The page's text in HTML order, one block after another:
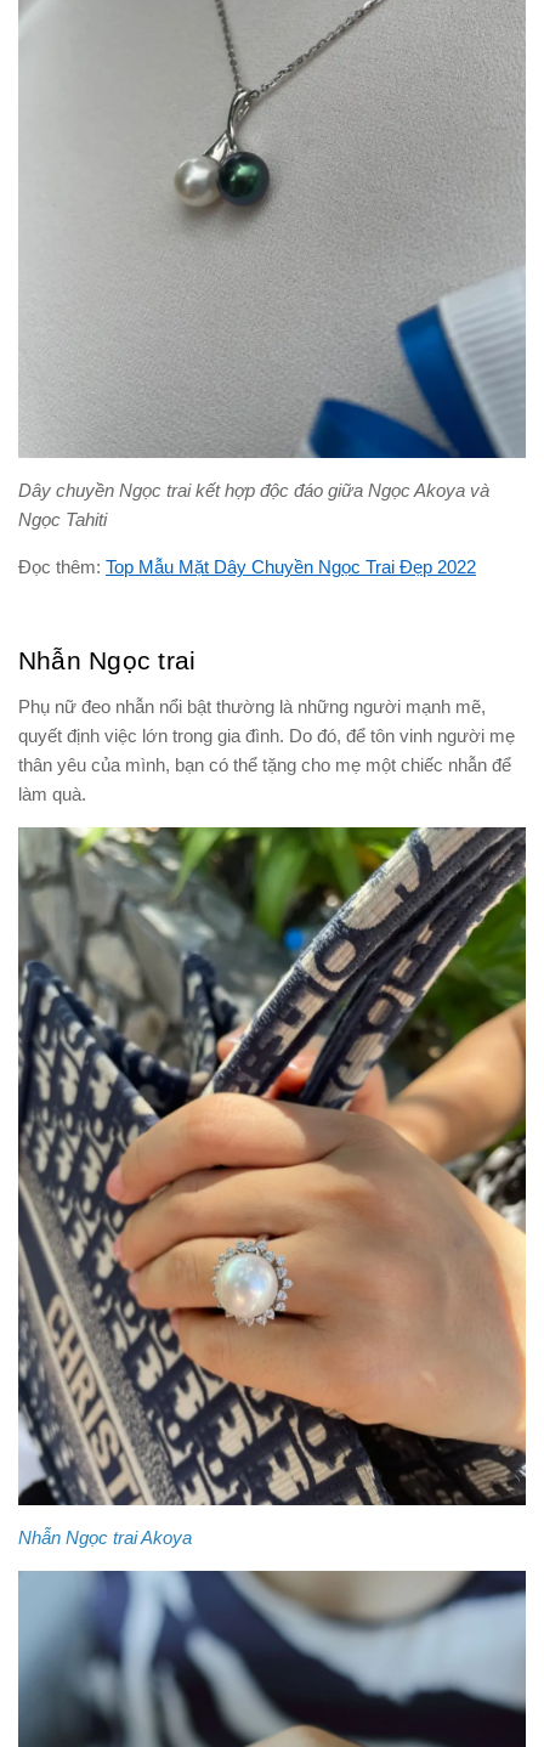
Dây chuyền Ngọc trai kết hợp độc đáo giữa Ngọc Akoya và
Ngọc Tahiti
Đọc thêm: Top Mẫu Mặt Dây Chuyền Ngọc Trai Đẹp 2022
Nhẫn Ngọc trai
Phụ nữ đeo nhẫn nổi bật thường là những người mạnh mẽ,
quyết định việc lớn trong gia đình. Do đó, để tôn vinh người mẹ
thân yêu của mình, bạn có thể tặng cho mẹ một chiếc nhẫn để
làm quà.
Nhẫn Ngọc trai Akoya